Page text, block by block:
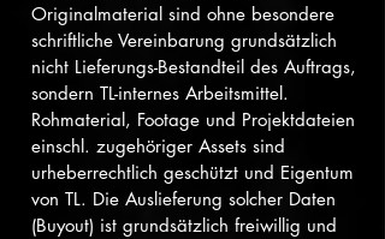
Originalmaterial sind ohne besondere
schriftliche Vereinbarung grundsätzlich
nicht Lieferungs-Bestandteil des Auftrags,
sondern TL-internes Arbeitsmittel.
Rohmaterial, Footage und Projektdateien
einschl. zugehöriger Assets sind
urheberrechtlich geschützt und Eigentum
von TL. Die Auslieferung solcher Daten
(Buyout) ist grundsätzlich freiwillig und